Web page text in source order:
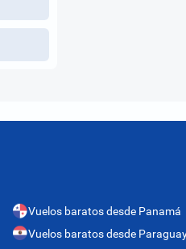
Vuelos baratos desde Panamá
Vuelos baratos desde